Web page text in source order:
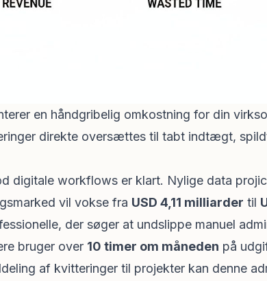
en håndgribelig omkostning for din
direkte oversættes til tabt indtægt,
digitale workflows er klart. Nylige data
vil vokse fra USD 4,11 milliarder til
der søger at undslippe manuel
bruger over 10 timer om måneden på
af kvitteringer til projekter kan denne